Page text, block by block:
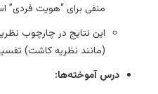
منفی برای “هویت فردی”
این نتایج در چارچوب
(مانند نظریه کاشت)
درس آموخته‌ها: